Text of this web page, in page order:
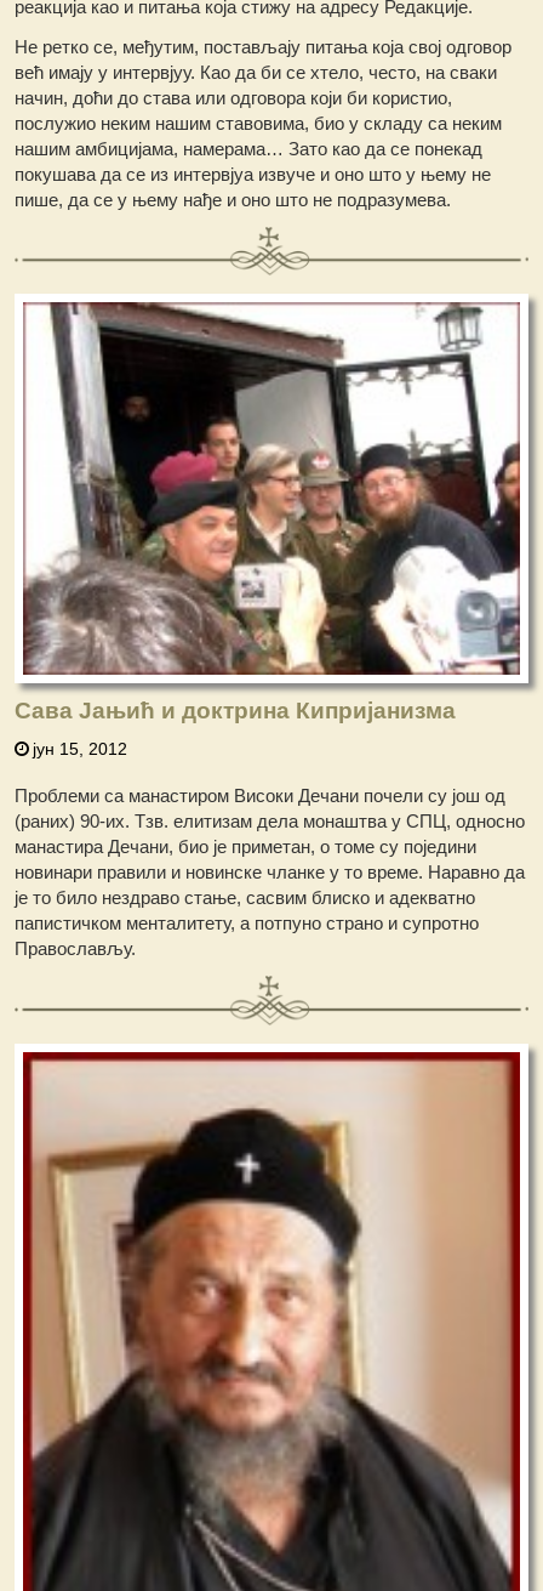
реакција као и питања која стижу на адресу Редакције.
Не ретко се, међутим, постављају питања која свој одговор
већ имају у интервјуу. Као да би се хтело, често, на сваки
начин, доћи до става или одговора који би користио,
послужио неким нашим ставовима, био у складу са неким
нашим амбицијама, намерама… Зато као да се понекад
покушава да се из интервјуа извуче и оно што у њему не
пише, да се у њему нађе и оно што не подразумева.
Сава Јањић и доктрина Кипријанизма
јун 15, 2012
Проблеми са манастиром Високи Дечани почели су још од
(раних) 90-их. Тзв. елитизам дела монаштва у СПЦ, односно
манастира Дечани, био је приметан, о томе су поједини
новинари правили и новинске чланке у то време. Наравно да
је то било нездраво стање, сасвим блиско и адекватно
папистичком менталитету, а потпуно страно и супротно
Православљу.